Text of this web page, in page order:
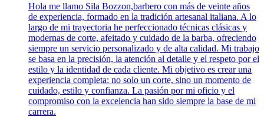
Hola me llamo Sila Bozzon,barbero con más de veinte años
de experiencia, formado en la tradición artesanal italiana. A lo
largo de mi trayectoria he perfeccionado técnicas clásicas y
modernas de corte, afeitado y cuidado de la barba, ofreciendo
siempre un servicio personalizado y de alta calidad. Mi trabajo
se basa en la precisión, la atención al detalle y el respeto por el
estilo y la identidad de cada cliente. Mi objetivo es crear una
experiencia completa: no solo un corte, sino un momento de
cuidado, estilo y confianza. La pasión por mi oficio y el
compromiso con la excelencia han sido siempre la base de mi
carrera.